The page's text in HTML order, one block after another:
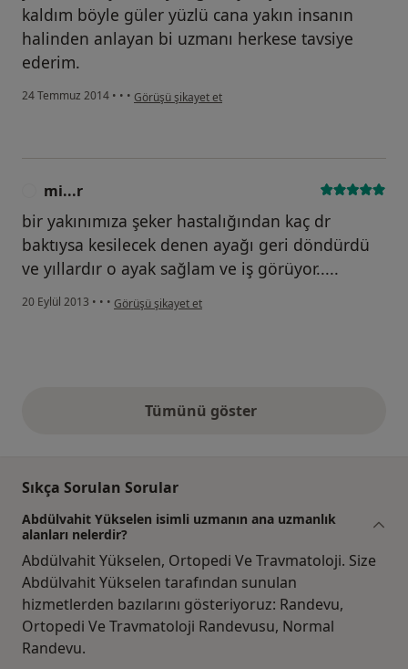
kaldım böyle güler yüzlü cana yakın insanın
halinden anlayan bi uzmanı herkese tavsiye
ederim.
24 Temmuz 2014 • • • kullanıcının görüşüne göre şe...a
Görüşü şikayet et
mi...r
bir yakınımıza şeker hastalığından kaç dr
baktıysa kesilecek denen ayağı geri döndürdü
ve yıllardır o ayak sağlam ve iş görüyor.....
20 Eylül 2013 • • • kullanıcının görüşüne göre mi...r
Görüşü şikayet et
Tümünü gösteryukarıdaki görüşler
Sıkça Sorulan Sorular
Abdülvahit Yükselen isimli uzmanın ana uzmanlık
alanları nelerdir?
Abdülvahit Yükselen, Ortopedi Ve Travmatoloji. Size
Abdülvahit Yükselen tarafından sunulan
hizmetlerden bazılarını gösteriyoruz: Randevu,
Ortopedi Ve Travmatoloji Randevusu, Normal
Randevu.